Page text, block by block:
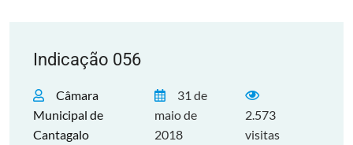
Indicação 056
Câmara
Municipal de
Cantagalo
31 de
maio de
2018
2.573
visitas